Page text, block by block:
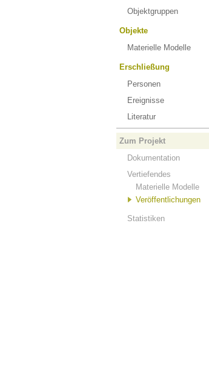
Objektgruppen
Objekte
Materielle Modelle
Erschließung
Personen
Ereignisse
Literatur
Zum Projekt
Dokumentation
Vertiefendes
Materielle Modelle
Veröffentlichungen
Statistiken